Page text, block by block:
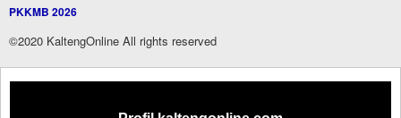
PKKMB 2026
©2020 KaltengOnline All rights reserved